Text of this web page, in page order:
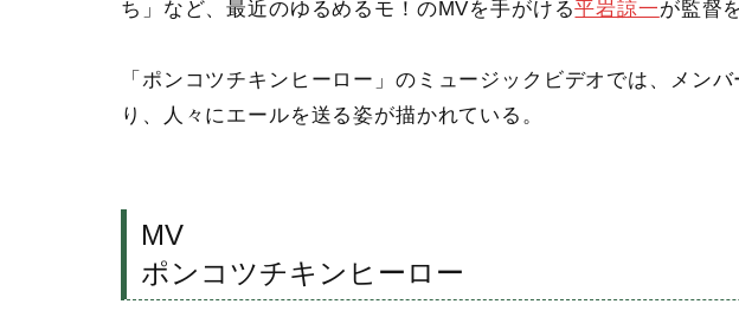
ち」など、最近のゆるめるモ！のMVを手がける平岩諒一が監督
「ポンコツチキンヒーロー」のミュージックビデオでは、メン
り、人々にエールを送る姿が描かれている。
MV
ポンコツチキンヒーロー